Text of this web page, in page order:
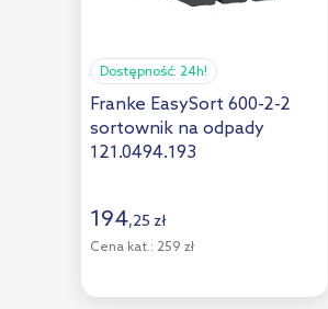
Dostępność: 24h!
Franke EasySort 600-2-2
sortownik na odpady
121.0494.193
194,25 zł
Cena kat.: 259 zł